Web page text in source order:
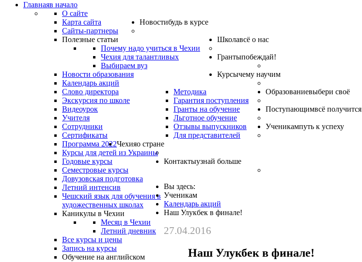
Главнаяв начало
О сайте
Карта сайта
Сайты-партнеры
Новостибудь в курсе
Полезные статьи
Почему надо учиться в Чехии
Чехия для талантливых
Выбираем вуз
Новости образования
Календарь акций
Школавсё о нас
Слово директора
Экскурсия по школе
Видеоурок
Учителя
Сотрудники
Сертификаты
Методика
Гарантия поступления
Гранты на обучение
Льготное обучение
Отзывы выпускников
Для представителей
Грантыпобеждай!
Программа 2022
Курсычему научим
Курсы для детей из Украины
Годовые курсы
Семестровые курсы
Довузовская подготовка
Летний интенсив
Чешский язык для обучения в
художественных школах
Каникулы в Чехии
Месяц в Чехии
Летний дневник
Все курсы и цены
Запись на курсы
Образованиевыбери своё
Обучение на английском
Поступающимвсё получится
Ученикампуть к успеху
Чехияо стране
Контактыузнай больше
Вы здесь:
Ученикам
Календарь акций
Наш Улукбек в финале!
27.04.2016
Наш Улукбек в финале!